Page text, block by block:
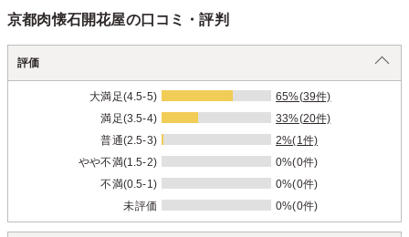
京都肉懐石開花屋の口コミ・評判
評価
大満足(4.5-5)
65%(39件)
満足(3.5-4)
33%(20件)
普通(2.5-3)
2%(1件)
やや不満(1.5-2)
0%(0件)
不満(0.5-1)
0%(0件)
未評価
0%(0件)